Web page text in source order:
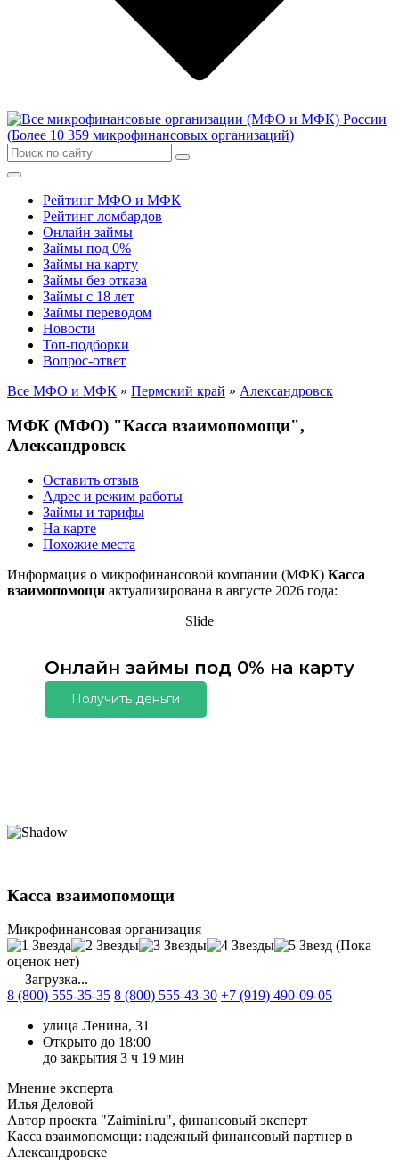
Рейтинг МФО и МФК
Рейтинг ломбардов
Онлайн займы
Займы под 0%
Займы на карту
Займы без отказа
Займы с 18 лет
Займы переводом
Новости
Топ-подборки
Вопрос-ответ
Все МФО и МФК » Пермский край » Александровск
МФК (МФО) "Касса взаимопомощи",
Александровск
Оставить отзыв
Адрес и режим работы
Займы и тарифы
На карте
Похожие места
Информация о микрофинансовой компании (МФК) Касса
взаимопомощи актуализирована в августе 2026 года:
Slide
Онлайн займы под 0% на карту
Получить деньги
Касса взаимопомощи
Микрофинансовая организация
(Пока
оценок нет)
Загрузка...
8 (800) 555-35-35 8 (800) 555-43-30 +7 (919) 490-09-05
улица Ленина, 31
Открыто до 18:00
до закрытия 3 ч 19 мин
Мнение эксперта
Илья Деловой
Автор проекта "Zaimini.ru", финансовый эксперт
Касса взаимопомощи: надежный финансовый партнер в
Александровске